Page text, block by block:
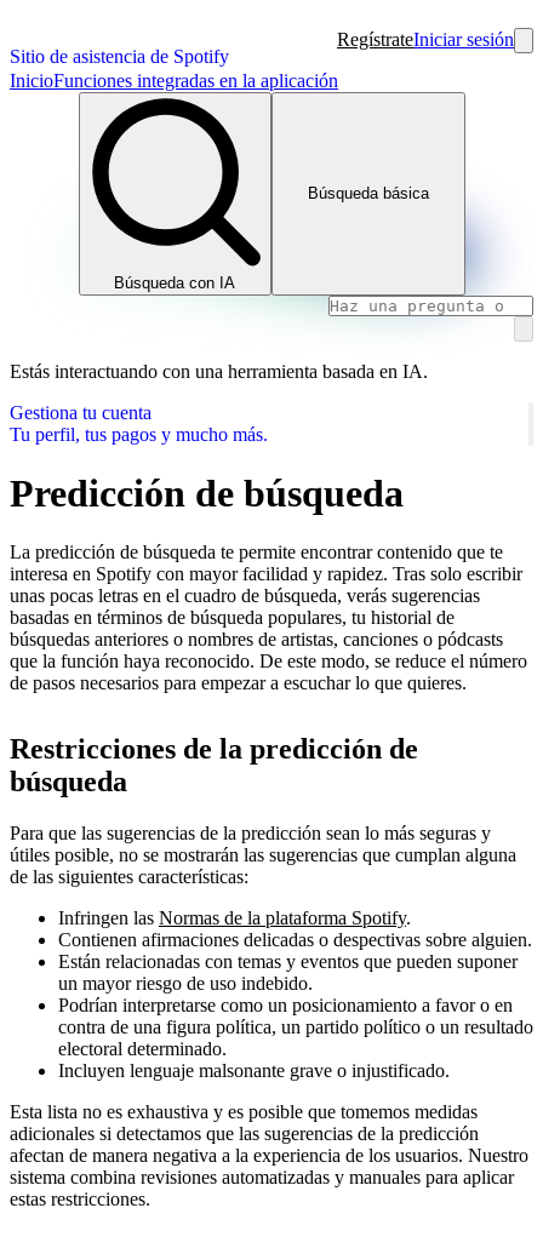
Sitio de asistencia de Spotify
RegístrateIniciar sesión
InicioFunciones integradas en la aplicación
Búsqueda con IA
Búsqueda básica
Estás interactuando con una herramienta basada en IA.
Gestiona tu cuenta
Tu perfil, tus pagos y mucho más.
Predicción de búsqueda
La predicción de búsqueda te permite encontrar contenido que te
interesa en Spotify con mayor facilidad y rapidez. Tras solo escribir
unas pocas letras en el cuadro de búsqueda, verás sugerencias
basadas en términos de búsqueda populares, tu historial de
búsquedas anteriores o nombres de artistas, canciones o pódcasts
que la función haya reconocido. De este modo, se reduce el número
de pasos necesarios para empezar a escuchar lo que quieres.
Restricciones de la predicción de
búsqueda
Para que las sugerencias de la predicción sean lo más seguras y
útiles posible, no se mostrarán las sugerencias que cumplan alguna
de las siguientes características:
Infringen las Normas de la plataforma Spotify.
Contienen afirmaciones delicadas o despectivas sobre alguien.
Están relacionadas con temas y eventos que pueden suponer
un mayor riesgo de uso indebido.
Podrían interpretarse como un posicionamiento a favor o en
contra de una figura política, un partido político o un resultado
electoral determinado.
Incluyen lenguaje malsonante grave o injustificado.
Esta lista no es exhaustiva y es posible que tomemos medidas
adicionales si detectamos que las sugerencias de la predicción
afectan de manera negativa a la experiencia de los usuarios. Nuestro
sistema combina revisiones automatizadas y manuales para aplicar
estas restricciones.